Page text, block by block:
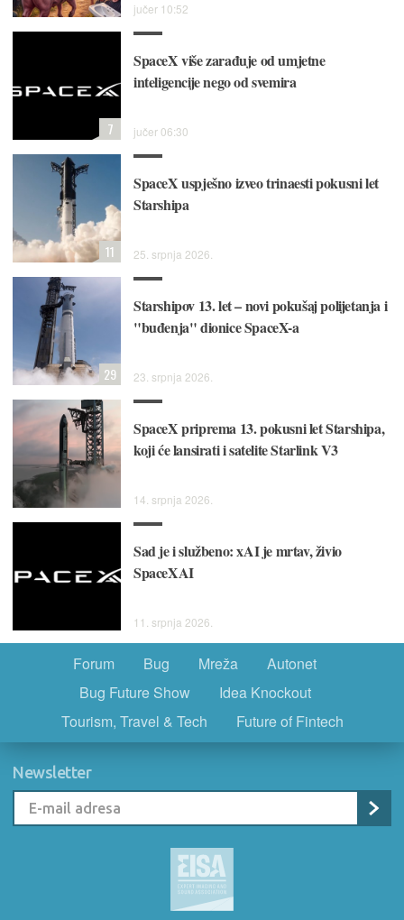
jučer 10:52
SpaceX više zarađuje od umjetne
inteligencije nego od svemira
jučer 06:30
7
SpaceX uspješno izveo trinaesti pokusni let
Starshipa
25. srpnja 2026.
11
Starshipov 13. let – novi pokušaj polijetanja i
"buđenja" dionice SpaceX-a
23. srpnja 2026.
29
SpaceX priprema 13. pokusni let Starshipa,
koji će lansirati i satelite Starlink V3
14. srpnja 2026.
Sad je i službeno: xAI je mrtav, živio
SpaceXAI
11. srpnja 2026.
Forum Bug Mreža
Autonet
Bug Future Show
Idea Knockout
Tourism, Travel & Tech
Future of Fintech
Newsletter